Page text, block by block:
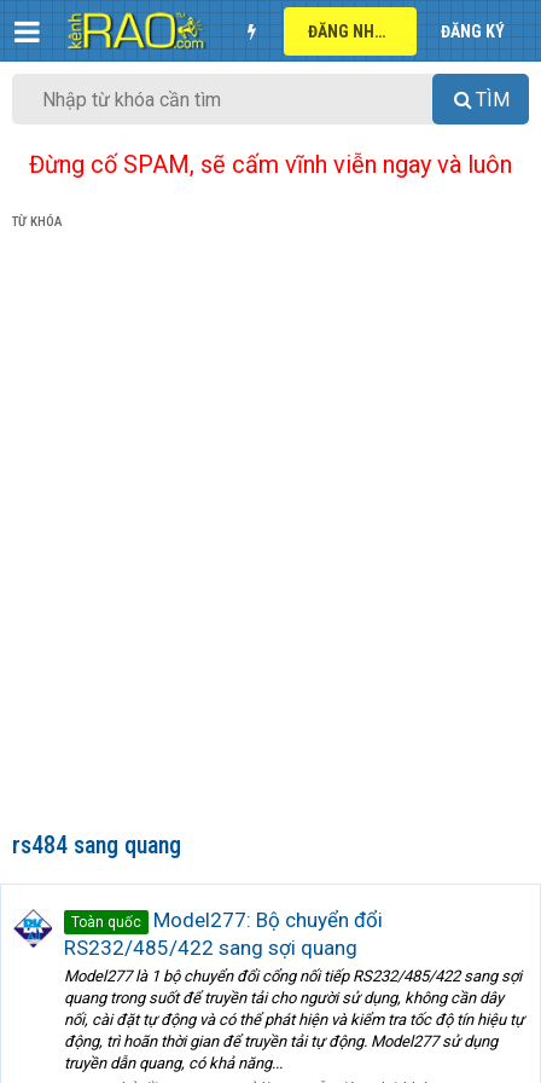
ĐĂNG NHẬP ĐĂNG KÝ
TÌM
Đừng cố SPAM, sẽ cấm vĩnh viễn ngay và luôn
TỪ KHÓA
rs484 sang quang
Toàn quốc
Model277: Bộ chuyển đổi
RS232/485/422 sang sợi quang
Model277 là 1 bộ chuyển đổi cổng nối tiếp RS232/485/422 sang sợi
quang trong suốt để truyền tải cho người sử dụng, không cần dây
nối, cài đặt tự động và có thể phát hiện và kiểm tra tốc độ tín hiệu tự
động, trì hoãn thời gian để truyền tải tự động. Model277 sử dụng
truyền dẫn quang, có khả năng...